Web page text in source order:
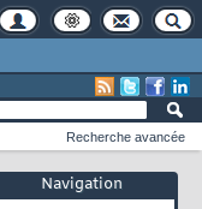
Navigation
Recherche avancée